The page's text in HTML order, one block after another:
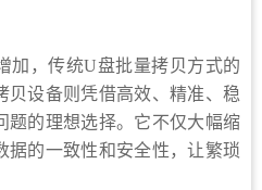
加，传统U盘批量拷贝方式的
贝设备则凭借高效、精准、稳
题的理想选择。它不仅大幅缩
据的一致性和安全性，让繁琐